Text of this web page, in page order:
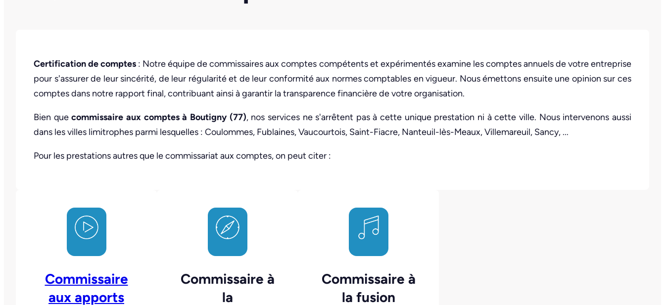
Certification de comptes : Notre équipe de commissaires aux comptes compétents et expérimentés examine les comptes annuels de votre entreprise
pour s'assurer de leur sincérité, de leur régularité et de leur conformité aux normes comptables en vigueur. Nous émettons ensuite une opinion sur ces
comptes dans notre rapport final, contribuant ainsi à garantir la transparence financière de votre organisation.
Bien quecommissaire aux comptes à Boutigny (77), nos services ne s'arrêtent pas à cette unique prestation ni à cette ville. Nous intervenons aussi
dans les villes limitrophes parmi lesquelles : Coulommes, Fublaines, Vaucourtois, Saint-Fiacre, Nanteuil-lès-Meaux, Villemareuil, Sancy, ...
Pour les prestations autres que le commissariat aux comptes, on peut citer :
Commissaire
aux apports
Commissaire à
la
Commissaire à
la fusion